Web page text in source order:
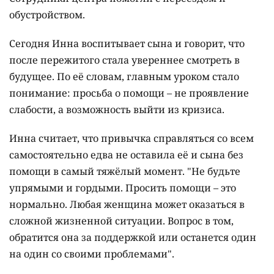
обустройством.
Сегодня Инна воспитывает сына и говорит, что
после пережитого стала увереннее смотреть в
будущее. По её словам, главным уроком стало
понимание: просьба о помощи – не проявление
слабости, а возможность выйти из кризиса.
Инна считает, что привычка справляться со всем
самостоятельно едва не оставила её и сына без
помощи в самый тяжёлый момент. "Не будьте
упрямыми и гордыми. Просить помощи – это
нормально. Любая женщина может оказаться в
сложной жизненной ситуации. Вопрос в том,
обратится она за поддержкой или останется один
на один со своими проблемами".